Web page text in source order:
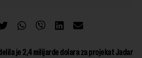
je 2,4 milijarde dolara za projekat Jadar